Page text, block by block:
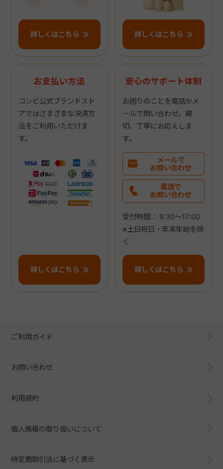
詳しくはこちら 詳しくはこちら
お支払い方法
コンビ公式ブランドスト
アではさまざまな決済方
法をご利用いただけま
す。
詳しくはこちら
安心のサポート体制
お困りのことを電話かメ
ールで問い合わせ。親
切、丁寧にお応えしま
す。
メールで
お問い合わせ
電話で
お問い合わせ
受付時間： 9:30～17:00
※土日祝日・年末年始を除
く
詳しくはこちら
ご利用ガイド
お問い合わせ
利用規約
個人情報の取り扱いについて
特定商取引法に基づく表示